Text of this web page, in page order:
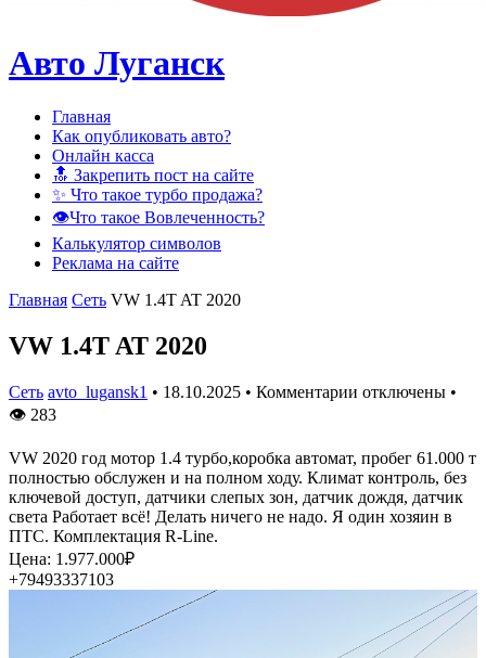
Авто Луганск
Главная
Как опубликовать авто?
Онлайн касса
🔝 Закрепить пост на сайте
✨ Что такое турбо продажа?
👁️Что такое Вовлеченность?
Калькулятор символов
Реклама на сайте
Главная Сеть VW 1.4T AT 2020
VW 1.4T AT 2020
Сеть avto_lugansk1 • 18.10.2025 • Комментарии отключены •
👁 283
VW 2020 год мотор 1.4 турбо,коробка автомат, пробег 61.000 т
полностью обслужен и на полном ходу. Климат контроль, без
ключевой доступ, датчики слепых зон, датчик дождя, датчик
света Работает всё! Делать ничего не надо. Я один хозяин в
ПТС. Комплектация R-Line.
Цена: 1.977.000₽
+79493337103